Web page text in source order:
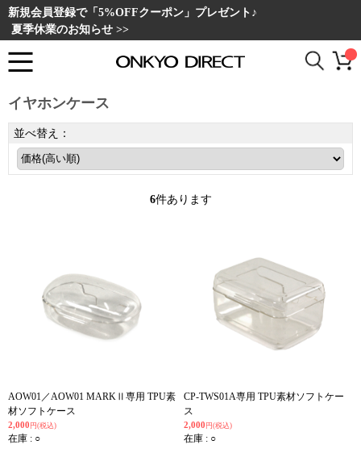
新規会員登録で「5%OFFクーポン」プレゼント♪
夏季休業のお知らせ >>
イヤホンケース
並べ替え：
6件あります
AOW01／AOW01 MARKⅡ専用 TPU素
材ソフトケース
2,000 円(税込)
在庫 : ○
CP-TWS01A専用 TPU素材ソフトケー
ス
2,000 円(税込)
在庫 : ○